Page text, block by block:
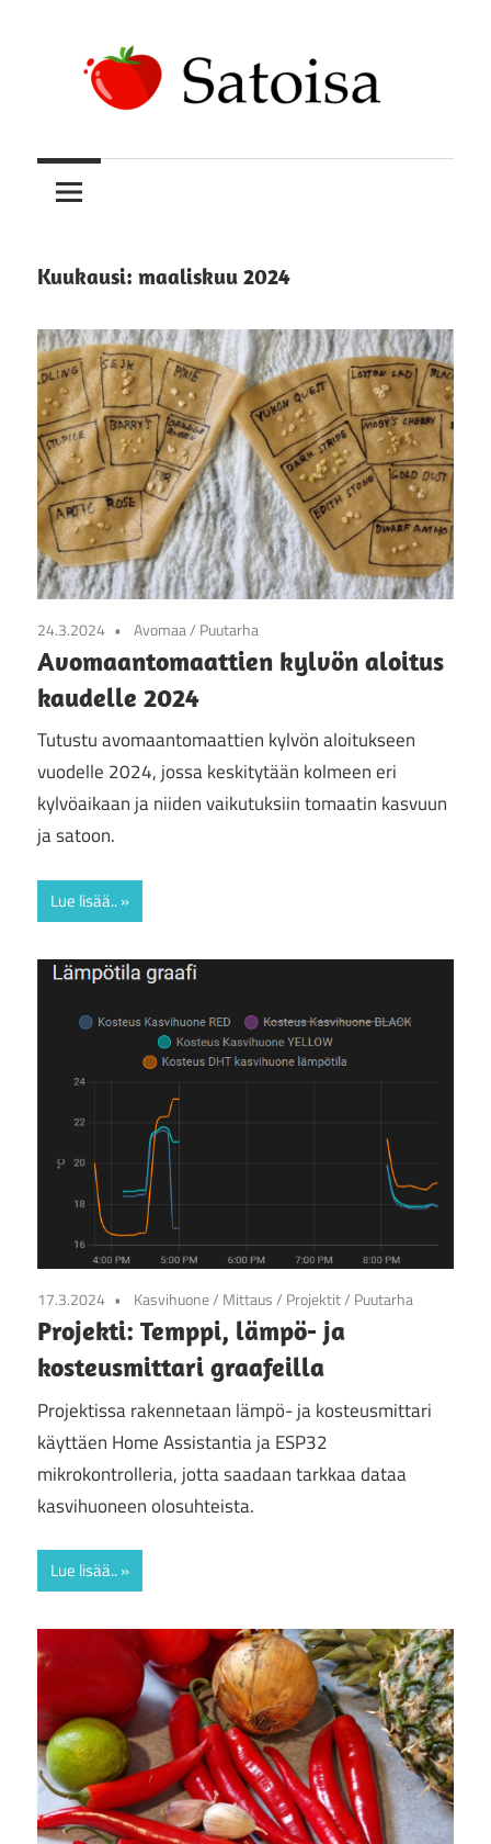
content
Satoisa
satoa
kasvattamassa
Kuukausi: maaliskuu 2024
24.3.2024 Avomaa/ Puutarha
Avomaantomaattien kylvön aloitus
kaudelle 2024
Tutustu avomaantomaattien kylvön aloitukseen
vuodelle 2024, jossa keskitytään kolmeen eri
kylvöaikaan ja niiden vaikutuksiin tomaatin kasvuun
ja satoon.
Lue lisää..
17.3.2024 Kasvihuone/ Mittaus/ Projektit/ Puutarha
Projekti: Temppi, lämpö- ja
kosteusmittari graafeilla
Projektissa rakennetaan lämpö- ja kosteusmittari
käyttäen Home Assistantia ja ESP32
mikrokontrolleria, jotta saadaan tarkkaa dataa
kasvihuoneen olosuhteista.
Lue lisää..